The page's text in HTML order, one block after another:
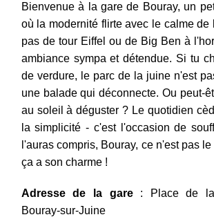
Bienvenue à la gare de Bouray, un
où la modernité flirte avec le calme de
pas de tour Eiffel ou de Big Ben à
ambiance sympa et détendue. Si tu
de verdure, le parc de la juine n'est
une balade qui déconnecte. Ou peut-
au soleil à déguster ? Le quotidien
la simplicité - c'est l'occasion de
l'auras compris, Bouray, ce n'est pas
ça a son charme !
Adresse de la gare : Place de
Bouray-sur-Juine